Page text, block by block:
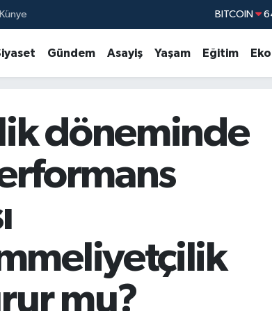
BITCOIN
BİST100
Gündem Asayiş Yaşam Eğitim
döneminde
mu?